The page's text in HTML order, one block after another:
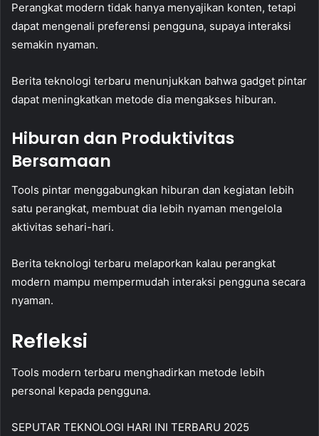
Perangkat modern tidak hanya menyajikan konten, tetapi
dapat mengenali preferensi pengguna, supaya interaksi
semakin nyaman.
Berita teknologi terbaru menunjukkan bahwa gadget pintar
dapat meningkatkan metode dia mengakses hiburan.
Hiburan dan Produktivitas
Bersamaan
Tools pintar menggabungkan hiburan dan kegiatan lebih
satu perangkat, membuat dia lebih nyaman mengelola
aktivitas sehari-hari.
Berita teknologi terbaru melaporkan kalau perangkat
modern mampu mempermudah interaksi pengguna secara
nyaman.
Refleksi
Tools modern terbaru menghadirkan metode lebih
personal kepada pengguna.
SEPUTAR TEKNOLOGI HARI INI TERBARU 2025